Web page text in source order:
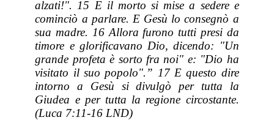
alzati!". 15 E il morto si mise a sedere e
cominciò a parlare. E Gesù lo consegnò a
sua madre. 16 Allora furono tutti presi da
timore e glorificavano Dio, dicendo: "Un
grande profeta è sorto fra noi" e: "Dio ha
visitato il suo popolo".” 17 E questo dire
intorno a Gesù si divulgò per tutta la
Giudea e per tutta la regione circostante.
(Luca 7:11-16 LND)